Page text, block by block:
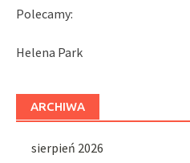
Polecamy:
Helena Park
ARCHIWA
sierpień 2026